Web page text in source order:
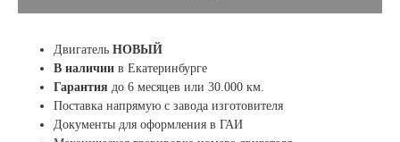
Двигатель НОВЫЙ
В наличии в Екатеринбурге
Гарантия до 6 месяцев или 30.000 км.
Поставка напрямую с завода изготовителя
Документы для оформления в ГАИ